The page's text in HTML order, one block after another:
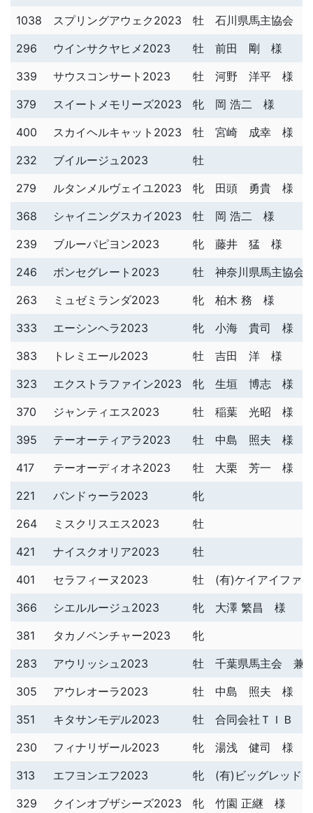
1038 スプリングアウェク2023 牡
石川県馬主協会
296
ウインサクヤヒメ2023 牡
前田 剛 様
339
サウスコンサート2023 牡
河野 洋平 様
379
スイートメモリーズ2023 牝
岡 浩二 様
400
スカイヘルキャット2023 牡
宮崎 成幸 様
232
ブイルージュ2023
牡
279
ルタンメルヴェイユ2023 牝
田頭 勇貴 様
368
シャイニングスカイ2023 牡
岡 浩二 様
239
ブルーパピヨン2023 牝
藤井 猛 様
246
ボンセグレート2023 牡
神奈川県馬主協
263
ミュゼミランダ2023 牝
柏木 務 様
333
エーシンヘラ2023 牝
小海 貴司 様
383
トレミエール2023 牡
吉田 洋 様
323
エクストラファイン2023 牝
生垣 博志 様
370
ジャンティエス2023 牡
稲葉 光昭 様
395
テーオーティアラ2023 牡
中島 照夫 様
417
テーオーディオネ2023 牡
大栗 芳一 様
221
バンドゥーラ2023
牝
264
ミスクリスエス2023
牡
421
ナイスクオリア2023
牡
401
セラフィーヌ2023 牡
(有)ケイアイファ
366
シエルルージュ2023 牝
大澤 繁昌 様
381
タカノベンチャー2023
牝
283
アウリッシュ2023 牡
千葉県馬主会 兼
305
アウレオーラ2023 牡
中島 照夫 様
351
キタサンモデル2023 牡
合同会社ＴＩＢ
230
フィナリザール2023 牝
湯浅 健司 様
313
エフヨンエフ2023 牝
(有)ビッグレッド
329
クインオブザシーズ2023 牝
竹園 正継 様